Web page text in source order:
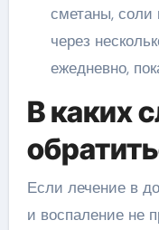
сметаны,
через
ежедневно,
В каких
Если лечение в
и воспаление не